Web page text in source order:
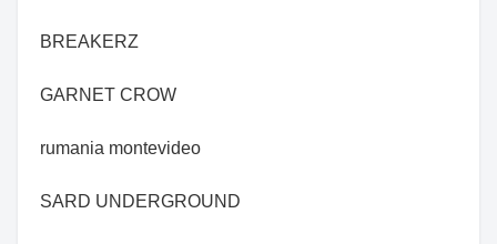
BREAKERZ
GARNET CROW
rumania montevideo
SARD UNDERGROUND